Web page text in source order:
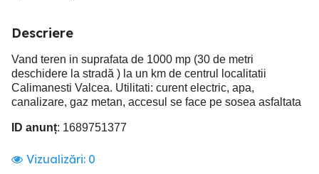
Descriere
Vand teren in suprafata de 1000 mp (30 de metri
deschidere la stradă ) la un km de centrul localitatii
Calimanesti Valcea. Utilitati: curent electric, apa,
canalizare, gaz metan, accesul se face pe sosea asfaltata
ID anunț: 1689751377
Vizualizări: 0